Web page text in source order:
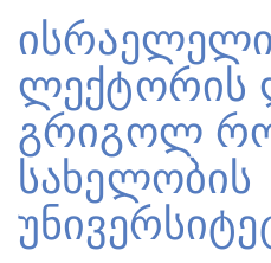
ისრაელელი
ლექტორის
გრიგოლ
სახელობის